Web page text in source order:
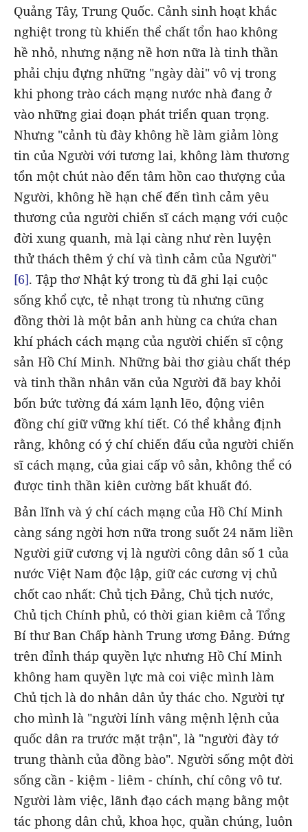
Quảng Tây, Trung Quốc. Cảnh sinh hoạt khắc
nghiệt trong tù khiến thể chất tổn hao không
hề nhỏ, nhưng nặng nề hơn nữa là tinh thần
phải chịu đựng những "ngày dài" vô vị trong
khi phong trào cách mạng nước nhà đang ở
vào những giai đoạn phát triển quan trọng.
Nhưng "cảnh tù đày không hề làm giảm lòng
tin của Người với tương lai, không làm thương
tổn một chút nào đến tâm hồn cao thượng của
Người, không hề hạn chế đến tình cảm yêu
thương của người chiến sĩ cách mạng với cuộc
đời xung quanh, mà lại càng như rèn luyện
thử thách thêm ý chí và tình cảm của Người"
[6]. Tập thơ Nhật ký trong tù đã ghi lại cuộc
sống khổ cực, tẻ nhạt trong tù nhưng cũng
đồng thời là một bản anh hùng ca chứa chan
khí phách cách mạng của người chiến sĩ cộng
sản Hồ Chí Minh. Những bài thơ giàu chất thép
và tinh thần nhân văn của Người đã bay khỏi
bốn bức tường đá xám lạnh lẽo, động viên
đồng chí giữ vững khí tiết. Có thể khẳng định
rằng, không có ý chí chiến đấu của người chiến
sĩ cách mạng, của giai cấp vô sản, không thể có
được tinh thần kiên cường bất khuất đó.
Bản lĩnh và ý chí cách mạng của Hồ Chí Minh
càng sáng ngời hơn nữa trong suốt 24 năm liền
Người giữ cương vị là người công dân số 1 của
nước Việt Nam độc lập, giữ các cương vị chủ
chốt cao nhất: Chủ tịch Đảng, Chủ tịch nước,
Chủ tịch Chính phủ, có thời gian kiêm cả Tổng
Bí thư Ban Chấp hành Trung ương Đảng. Đứng
trên đỉnh tháp quyền lực nhưng Hồ Chí Minh
không ham quyền lực mà coi việc mình làm
Chủ tịch là do nhân dân ủy thác cho. Người tự
cho mình là "người lính vâng mệnh lệnh của
quốc dân ra trước mặt trận", là "người đày tớ
trung thành của đồng bào". Người sống một đời
sống cần - kiệm - liêm - chính, chí công vô tư.
Người làm việc, lãnh đạo cách mạng bằng một
tác phong dân chủ, khoa học, quần chúng, luôn